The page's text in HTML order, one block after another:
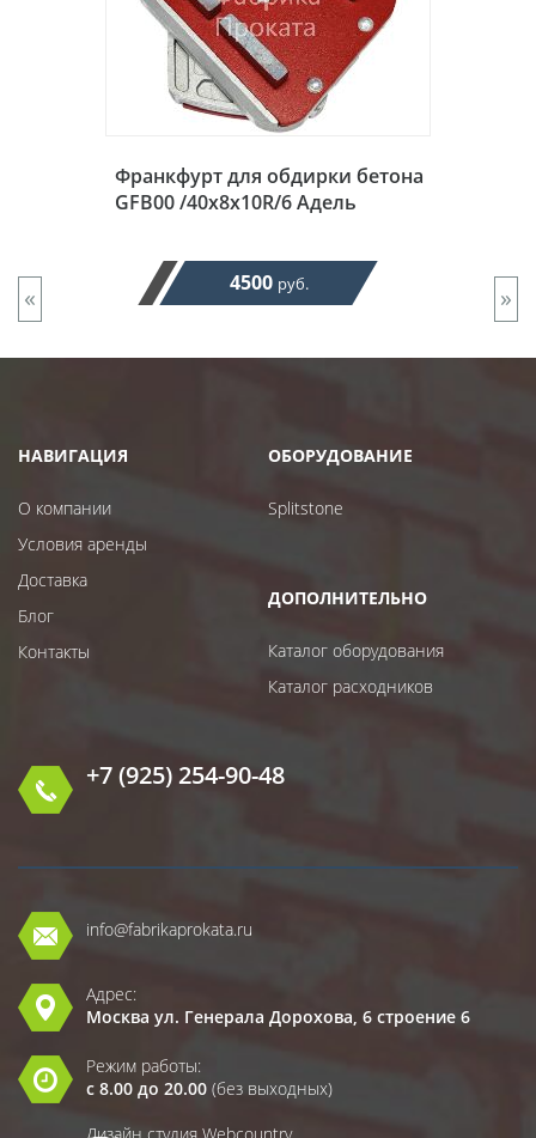
Франкфурт для обдирки бетона
GFB00 /40x8x10R/6 Адель
4500 руб.
« »
НАВИГАЦИЯ
О компании
Условия аренды
Доставка
Блог
Контакты
ОБОРУДОВАНИЕ
Splitstone
ДОПОЛНИТЕЛЬНО
Каталог оборудования
Каталог расходников
+7 (925) 254-90-48
info@fabrikaprokata.ru
Адрес:
Москва ул. Генерала Дорохова, 6 строение 6
Режим работы:
с 8.00 до 20.00 (без выходных)